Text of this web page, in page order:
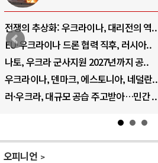
전쟁의 추상화: 우크라이나, 대리전의 역..
EU·우크라이나 드론 협력 직후, 러시아..
나토, 우크라 군사지원 2027년까지 공..
우크라이나, 덴마크, 에스토니아, 네덜란..
러·우크라, 대규모 공습 주고받아…민간 ..
오피니언